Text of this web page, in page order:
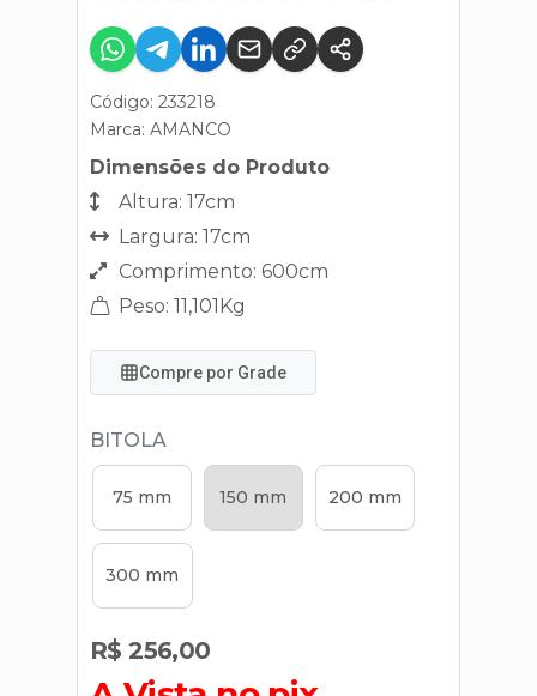
Código: 233218
Marca: AMANCO
Dimensões do Produto
Altura: 17cm
Largura: 17cm
Comprimento: 600cm
Peso: 11,101Kg
Compre por Grade
BITOLA
75 mm 150 mm 200 mm
300 mm
R$ 256,00